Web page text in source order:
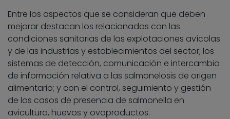
Entre los aspectos que se consideran que deben
mejorar destacan los relacionados con las
condiciones sanitarias de las explotaciones avícolas
y de las industrias y establecimientos del sector; los
sistemas de detección, comunicación e intercambio
de información relativa a las salmonelosis de origen
alimentario; y con el control, seguimiento y gestión
de los casos de presencia de salmonella en
avicultura, huevos y ovoproductos.